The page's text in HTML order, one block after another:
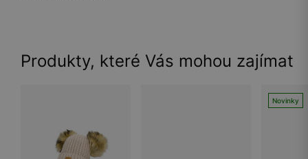
Produkty, které Vás mohou zajímat
Novinky